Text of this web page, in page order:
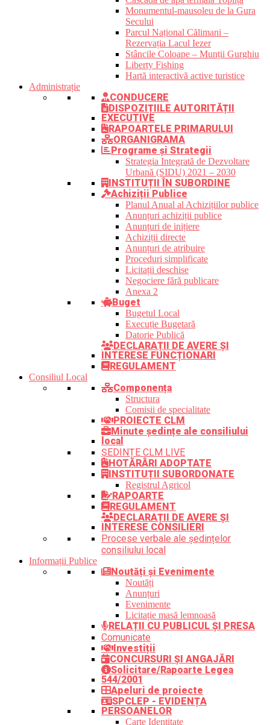
Monumentul-mausoleu de la Gura
Secului
Parcul Național Călimani –
Rezervația Lacul Iezer
Stâncile Coloape – Munții Gurghiu
Liberty Fishing
Hartă interactivă active turistice
Administrație
CONDUCERE
DISPOZIȚIILE AUTORITĂȚII
EXECUTIVE
RAPOARTELE PRIMARULUI
ORGANIGRAMA
Programe și Strategii
Strategia Integrată de Dezvoltare
Urbană (SIDU) 2021 – 2030
INSTITUȚII ÎN SUBORDINE
Achiziții Publice
Planul Anual al Achizițiilor publice
Anunțuri achiziții publice
Anunțuri de inițiere
Achiziții directe
Anunțuri de atribuire
Proceduri simplificate
Licitații deschise
Negociere fără publicare
Anexa 2
Buget
Bugetul Local
Execuție Bugetară
Datorie Publică
DECLARAȚII DE AVERE ȘI
INTERESE FUNCȚIONARI
REGULAMENT
Consiliul Local
Componența
Structura
Comisii de specialitate
PROIECTE CLM
Minute ședințe ale consiliului
local
ȘEDINȚE CLM LIVE
HOTĂRÂRI ADOPTATE
INSTITUȚII SUBORDONATE
Registrul Agricol
RAPOARTE
REGULAMENT
DECLARAȚII DE AVERE ȘI
INTERESE CONSILIERI
Procese verbale ale ședințelor
consiliului local
Informații Publice
Noutăți și Evenimente
Noutăți
Anunțuri
Evenimente
Licitație masă lemnoasă
RELAȚII CU PUBLICUL ȘI PRESA
Comunicate
Investiții
CONCURSURI ȘI ANGAJĂRI
Solicitare/Rapoarte Legea
544/2001
Apeluri de proiecte
SPCLEP - EVIDENȚA
PERSOANELOR
Carte Identitate